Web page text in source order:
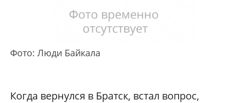
Фото: Люди Байкала
Когда вернулся в Братск, встал вопрос,